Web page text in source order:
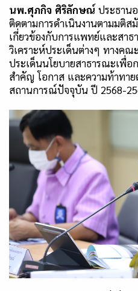
นพ.ศุภกิจ ศิริลักษณ์ ประธาน
ติดตามการดำเนินงานตามมติ
เกี่ยวข้องกับการแพทย์และสาธ
วิเคราะห์ประเด็นต่างๆ ทางค
ประเด็นนโยบายสาธารณะเพื่อ
สำคัญ โอกาส และความท้าทา
สถานการณ์ปัจจุบัน ปี 2568-